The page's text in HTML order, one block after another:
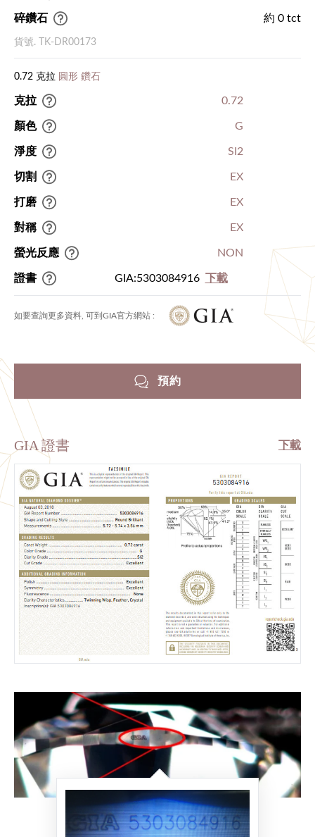
碎鑽石 約 0 tct
貨號. TK-DR00173
0.72 克拉 圓形 鑽石
克拉 0.72
顏色 G
淨度 SI2
切割 EX
打磨 EX
對稱 EX
螢光反應 NON
證書 GIA:5303084916 下載
如要查詢更多資料, 可到GIA官方網站 :
預約
GIA 證書 下載